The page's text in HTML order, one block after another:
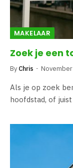
MAKELAAR
Zoek je een
By Chris
Als je op zoek
hoofdstad, of